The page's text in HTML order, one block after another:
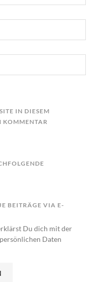
IN DIESEM
KOMMENTAR
BEITRÄGE VIA E-
Du dich mit der
Daten